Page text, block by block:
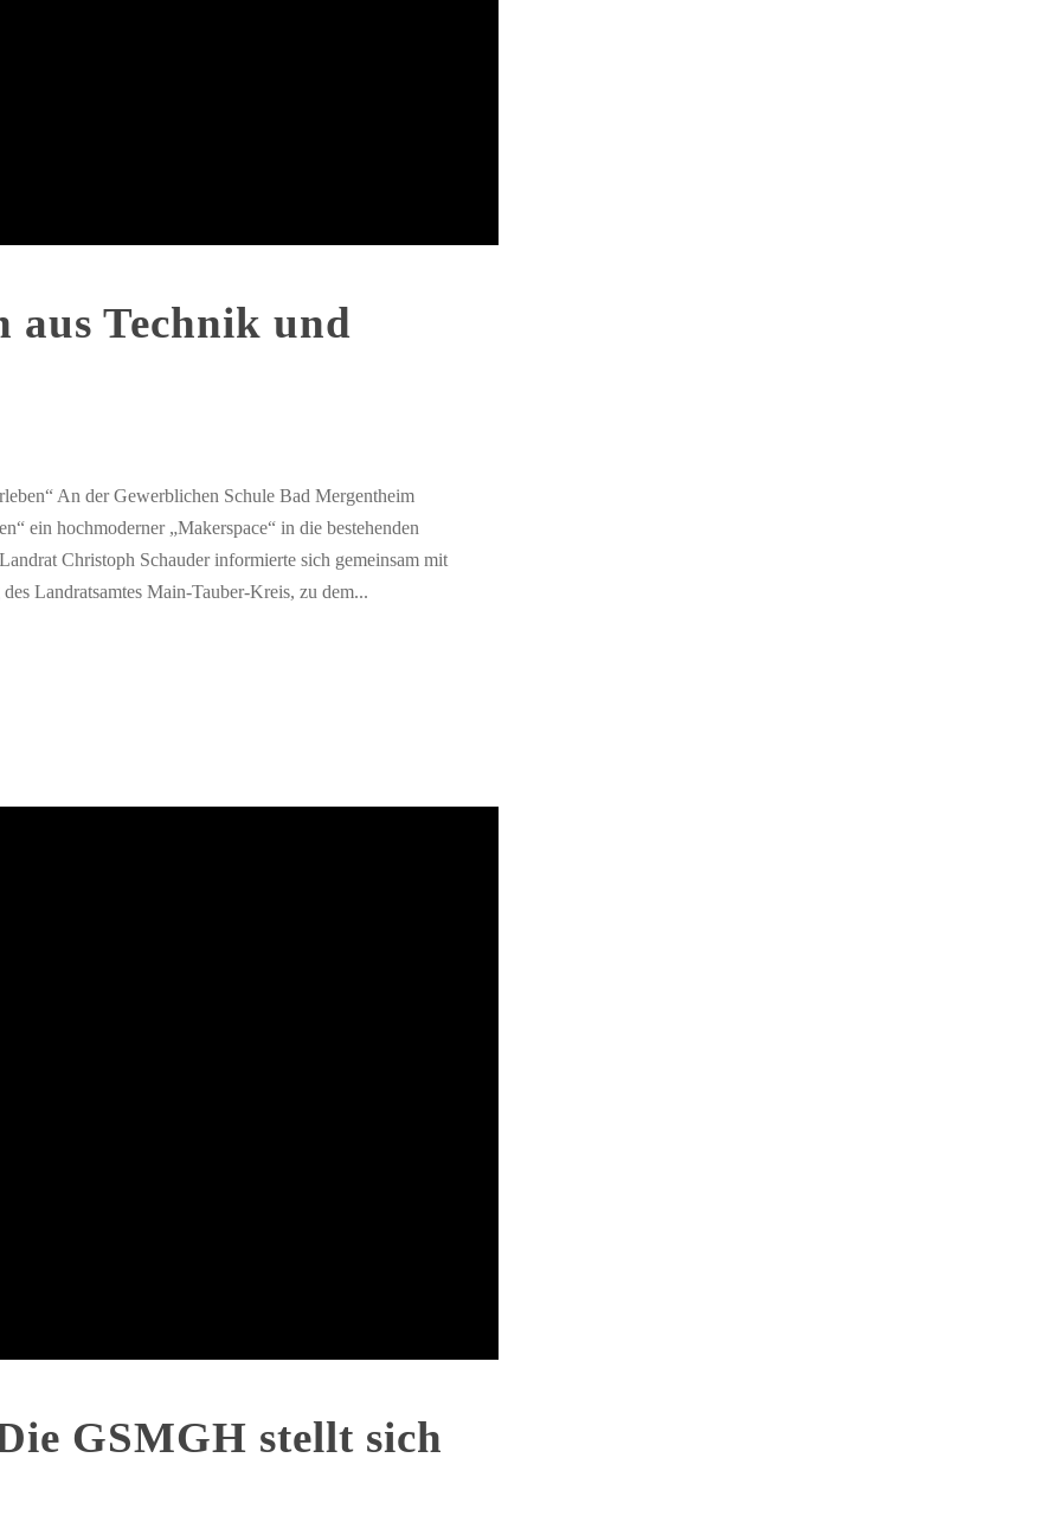
aus Technik und
An der Gewerblichen Schule Bad Mergentheim
ein hochmoderner „Makerspace“ in die bestehenden
Christoph Schauder informierte sich gemeinsam mit
Landratsamtes Main-Tauber-Kreis, zu dem...
GSMGH stellt sich